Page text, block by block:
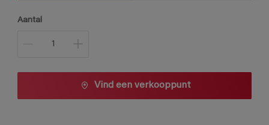
Aantal
Vind een verkooppunt